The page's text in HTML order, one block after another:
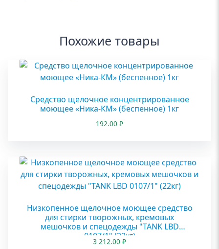
Похожие товары
Средство щелочное концентрированное
моющее «Ника-КМ» (беспенное) 1кг
192.00 ₽
Низкопенное щелочное моющее средство
для стирки творожных, кремовых
мешочков и спецодежды "TANK LBD
0107/1" (22кг)
3 212.00 ₽